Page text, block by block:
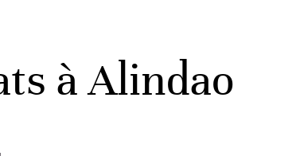
à Alindao